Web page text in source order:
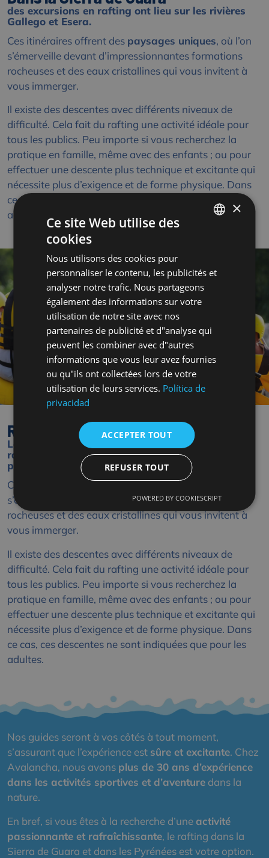
des excursions en rafting ont lieu sur les rivières
Gallego et Esera.
Ces itinéraires offrent des paysages uniques, où l’on
s’émerveille devant d’impressionnantes formations
rocheuses et des eaux cristallines qui vous invitent à
vous immerger.
Il existe des descentes avec différents niveaux de
difficulté. Cela fait du rafting une activité idéale pour
tous les publics. Peu importe si vous recherchez la
pratique en famille, même avec des enfants ; ou pour
effectuer une descente plus technique et excitante qui
nécessite plus d’exigence et de forme physique. Dans
ce cas, ces descentes ne sont indiquées que pour les
adultes.
Rafting dans les Pyrénées
Les Pyrénées offrent également des options de
rafting, en fonction de l’expérience et de l’âge des
participants.
Ces itinéraires offrent despaysages uniques
s’émerveille devant d’impressionnantes formations
rocheuses et des eaux cristallines qui vous invitent à
vous immerger.
Il existe des descentes avec différents niveaux de
difficulté. Cela fait du rafting une activité idéale pour
tous les publics. Peu importe si vous recherchez la
pratique en famille, même avec des enfants ; ou pour
effectuer une descente plus technique et excitante qui
nécessite plus d’exigence et de forme physique. Dans
ce cas, ces descentes ne sont indiquées que pour les
adultes.
Nos guides seront à vos côtés à tout moment,
s’assurant que l’expérience est sûre et excitante. Chez
Avalancha, nous avons plus de 30 ans d’expérience
dans les activités sportives et d’aventure dans la
nature.
En bref, si vous êtes à la recherche d’uneactivité
passionnante et rafraîchissante, le rafting dans la
Sierra de Guara et dans les Pyrénées est votre option.
×
Ce site Web utilise des
cookies
Nous utilisons des cookies pour
personnaliser le contenu, les publicités et
analyser notre trafic. Nous partageons
également des informations sur votre
utilisation de notre site avec nos
partenaires de publicité et d"analyse qui
peuvent les combiner avec d"autres
informations que vous leur avez fournies
ou qu"ils ont collectées lors de votre
utilisation de leurs services. Política de
privacidad
ACCEPTER TOUT
REFUSER TOUT
POWERED BY COOKIESCRIPT